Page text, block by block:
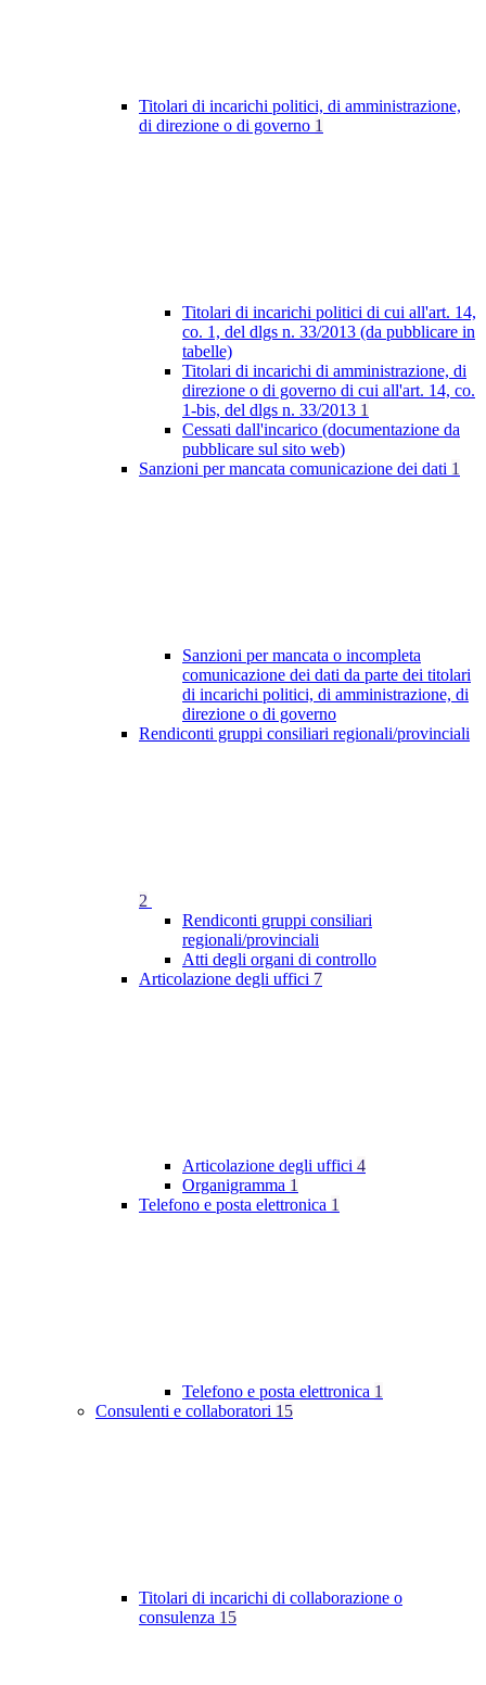
Titolari di incarichi politici, di amministrazione,
di direzione o di governo 1
Titolari di incarichi politici di cui all'art. 14,
co. 1, del dlgs n. 33/2013 (da pubblicare in
tabelle)
Titolari di incarichi di amministrazione, di
direzione o di governo di cui all'art. 14, co.
1-bis, del dlgs n. 33/2013 1
Cessati dall'incarico (documentazione da
pubblicare sul sito web)
Sanzioni per mancata comunicazione dei dati 1
Sanzioni per mancata o incompleta
comunicazione dei dati da parte dei titolari
di incarichi politici, di amministrazione, di
direzione o di governo
Rendiconti gruppi consiliari regionali/provinciali
2
Rendiconti gruppi consiliari
regionali/provinciali
Atti degli organi di controllo
Articolazione degli uffici 7
Articolazione degli uffici 4
Organigramma 1
Telefono e posta elettronica 1
Telefono e posta elettronica 1
Consulenti e collaboratori 15
Titolari di incarichi di collaborazione o
consulenza 15